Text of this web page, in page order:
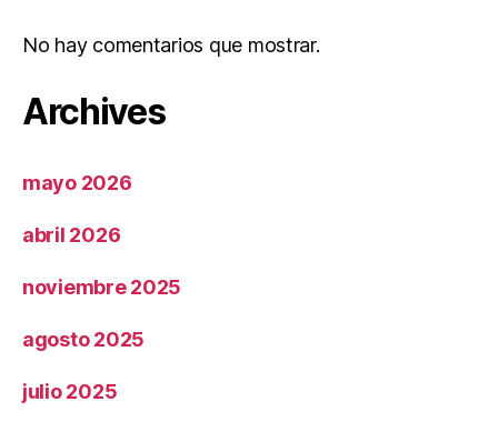
No hay comentarios que mostrar.
Archives
mayo 2026
abril 2026
noviembre 2025
agosto 2025
julio 2025